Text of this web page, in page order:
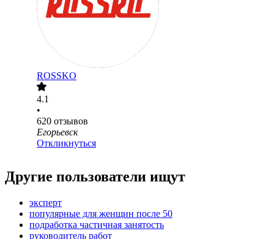
ROSSKO
4.1
•
620 отзывов
Егорьевск
Откликнуться
Другие пользователи ищут
эксперт
популярные для женщин после 50
подработка частичная занятость
руководитель работ